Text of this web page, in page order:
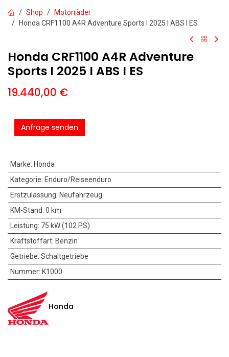
Shop
Motorräder
Honda CRF1100 A4R Adventure Sports I 2025 I ABS I ES
Honda CRF1100 A4R Adventure
Sports I 2025 I ABS I ES
19.440,00 €
Anfrage senden
Marke: Honda
Kategorie: Enduro/Reiseenduro
Erstzulassung: Neufahrzeug
KM-Stand: 0 km
Leistung: 75 kW (102 PS)
Kraftstoffart: Benzin
Getriebe: Schaltgetriebe
Nummer: K1000
Honda